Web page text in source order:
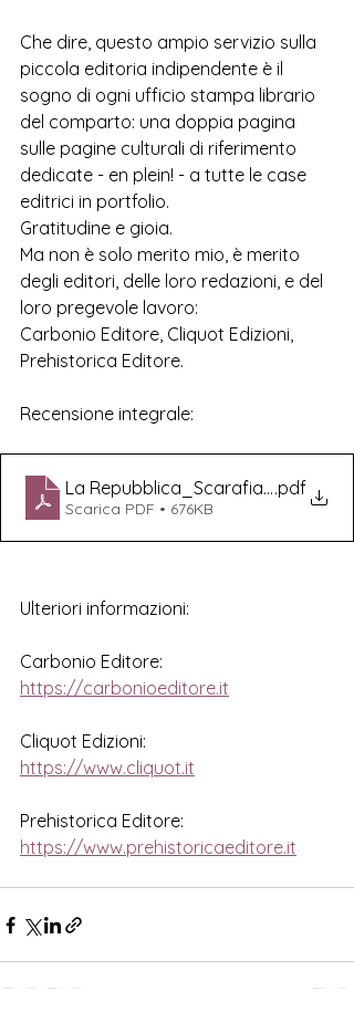
Che dire, questo ampio servizio sulla
piccola editoria indipendente è il
sogno di ogni ufficio stampa librario
del comparto: una doppia pagina
sulle pagine culturali di riferimento
dedicate - en plein! - a tutte le case
editrici in portfolio.
Gratitudine e gioia.
Ma non è solo merito mio, è merito
degli editori, delle loro redazioni, e del
loro pregevole lavoro:
Carbonio Editore, Cliquot Edizioni,
Prehistorica Editore.
Recensione integrale:
La Repubblica_Scarafia_ 17.pdf
Scarica PDF • 676KB
Ulteriori informazioni:
Carbonio Editore:
https://carbonioeditore.it
Cliquot Edizioni:
https://www.cliquot.it
Prehistorica Editore:
https://www.prehistoricaeditore.it